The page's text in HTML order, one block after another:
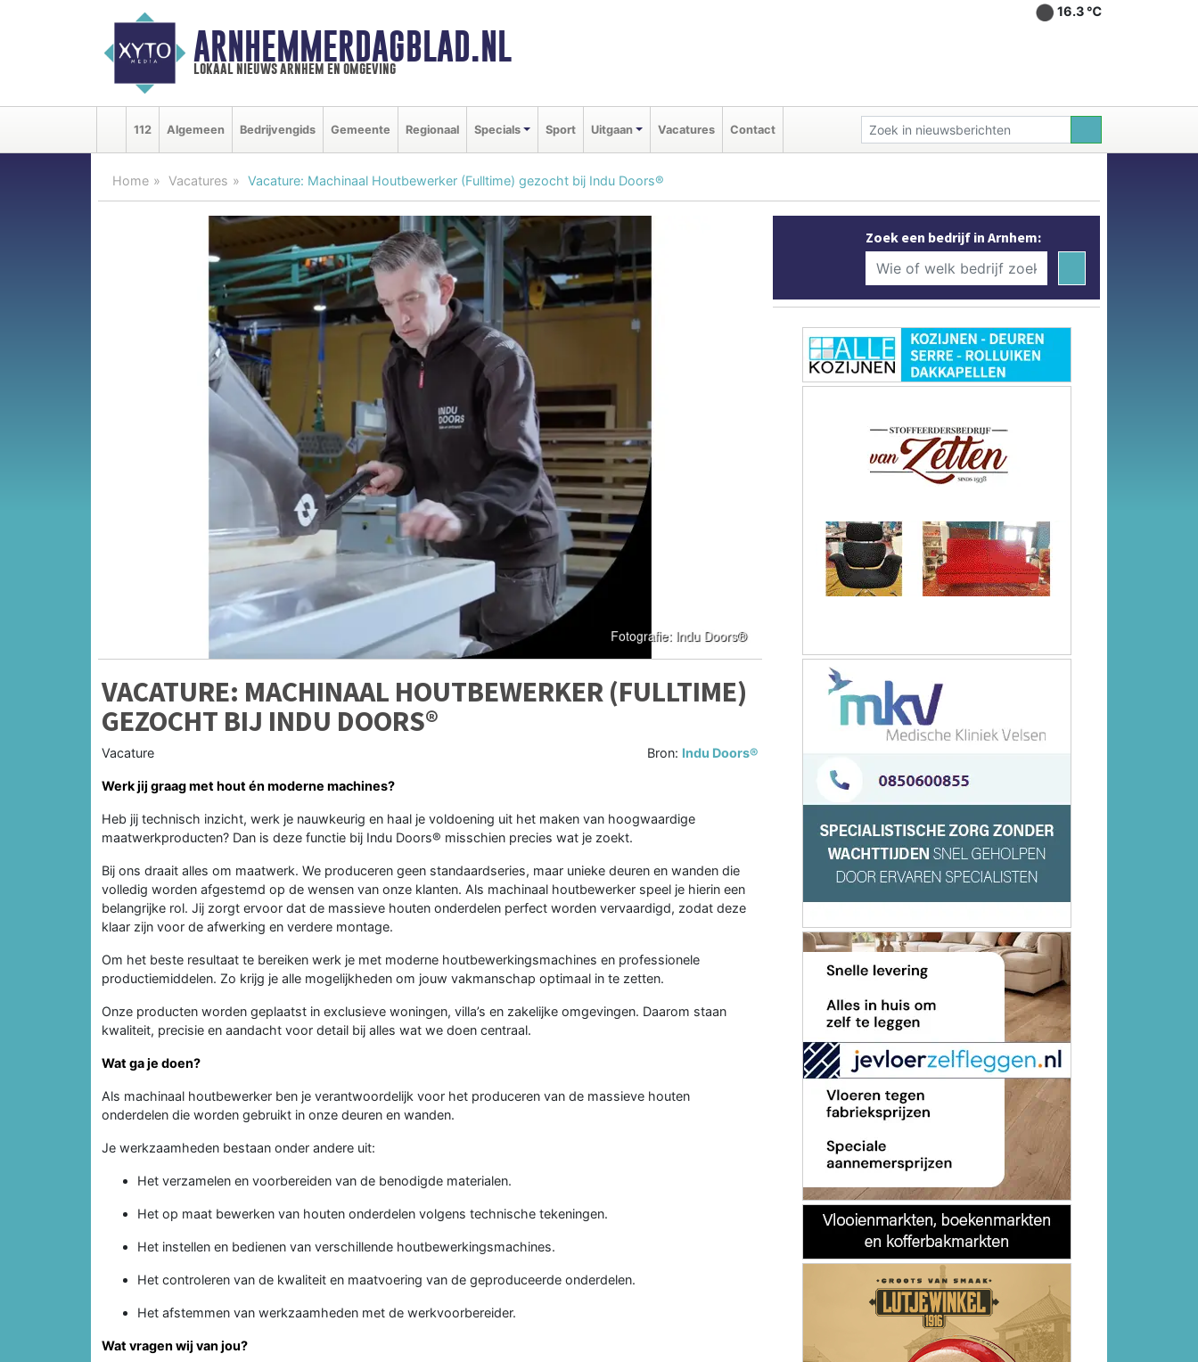
ARNHEMMERDAGBLAD.NL
lokaal nieuws arnhem en omgeving
16.3 ℃
112 Algemeen Bedrijvengids Gemeente Regionaal Specials Sport Uitgaan Vacatures Contact
Home Vacatures Vacature: Machinaal Houtbewerker (Fulltime) gezocht bij Indu Doors®
VACATURE: MACHINAAL HOUTBEWERKER (FULLTIME)
GEZOCHT BIJ INDU DOORS®
Vacature Bron: Indu Doors®
Werk jij graag met hout én moderne machines?
Heb jij technisch inzicht, werk je nauwkeurig en haal je voldoening uit het maken van hoogwaardige
maatwerkproducten? Dan is deze functie bij Indu Doors® misschien precies wat je zoekt.
Bij ons draait alles om maatwerk. We produceren geen standaardseries, maar unieke deuren en wanden die
volledig worden afgestemd op de wensen van onze klanten. Als machinaal houtbewerker speel je hierin een
belangrijke rol. Jij zorgt ervoor dat de massieve houten onderdelen perfect worden vervaardigd, zodat deze
klaar zijn voor de afwerking en verdere montage.
Om het beste resultaat te bereiken werk je met moderne houtbewerkingsmachines en professionele
productiemiddelen. Zo krijg je alle mogelijkheden om jouw vakmanschap optimaal in te zetten.
Onze producten worden geplaatst in exclusieve woningen, villa’s en zakelijke omgevingen. Daarom staan
kwaliteit, precisie en aandacht voor detail bij alles wat we doen centraal.
Wat ga je doen?
Als machinaal houtbewerker ben je verantwoordelijk voor het produceren van de massieve houten
onderdelen die worden gebruikt in onze deuren en wanden.
Je werkzaamheden bestaan onder andere uit:
Het verzamelen en voorbereiden van de benodigde materialen.
Het op maat bewerken van houten onderdelen volgens technische tekeningen.
Het instellen en bedienen van verschillende houtbewerkingsmachines.
Het controleren van de kwaliteit en maatvoering van de geproduceerde onderdelen.
Het afstemmen van werkzaamheden met de werkvoorbereider.
Wat vragen wij van jou?
Zoek een bedrijf in Arnhem: